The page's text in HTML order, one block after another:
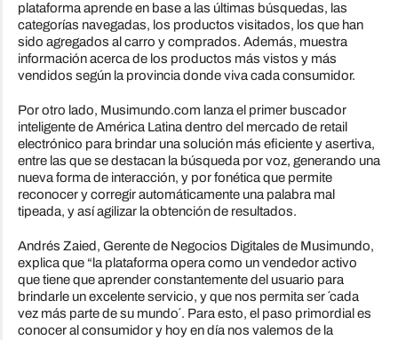
plataforma aprende en base a las últimas búsquedas, las
categorías navegadas, los productos visitados, los que han
sido agregados al carro y comprados. Además, muestra
información acerca de los productos más vistos y más
vendidos según la provincia donde viva cada consumidor.
Por otro lado, Musimundo.com lanza el primer buscador
inteligente de América Latina dentro del mercado de retail
electrónico para brindar una solución más eficiente y asertiva,
entre las que se destacan la búsqueda por voz, generando una
nueva forma de interacción, y por fonética que permite
reconocer y corregir automáticamente una palabra mal
tipeada, y así agilizar la obtención de resultados.
Andrés Zaied, Gerente de Negocios Digitales de Musimundo,
explica que “la plataforma opera como un vendedor activo
que tiene que aprender constantemente del usuario para
brindarle un excelente servicio, y que nos permita ser ´cada
vez más parte de su mundo´. Para esto, el paso primordial es
conocer al consumidor y hoy en día nos valemos de la